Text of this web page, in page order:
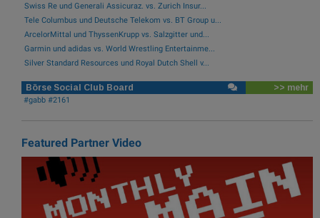
Swiss Re und Generali Assicuraz. vs. Zurich Insur...
Tele Columbus und Deutsche Telekom vs. BT Group u...
ArcelorMittal und ThyssenKrupp vs. Salzgitter und...
Garmin und adidas vs. World Wrestling Entertainme...
Silver Standard Resources und Royal Dutch Shell v...
Börse Social Club Board >> mehr
#gabb #2161
Featured Partner Video